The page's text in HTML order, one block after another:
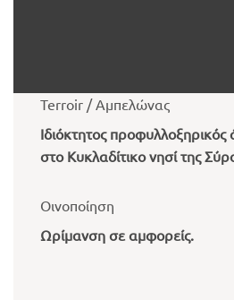
Terroir / Αμπελώνας
Ιδιόκτητος
στο Κυκλαδίτικο νησί της
Οινοποίηση
Ωρίμανση σε αμφορείς.